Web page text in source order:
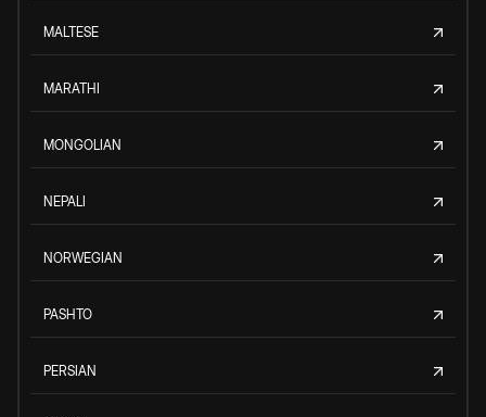
MALTESE
MARATHI
MONGOLIAN
NEPALI
NORWEGIAN
PASHTO
PERSIAN